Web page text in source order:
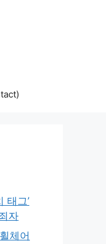
태그’
자
체어